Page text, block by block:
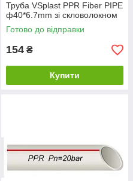
Труба VSplast PPR Fiber PIPE
ф40*6.7mm зі скловолокном
Готово до відправки
154 ₴
Купити